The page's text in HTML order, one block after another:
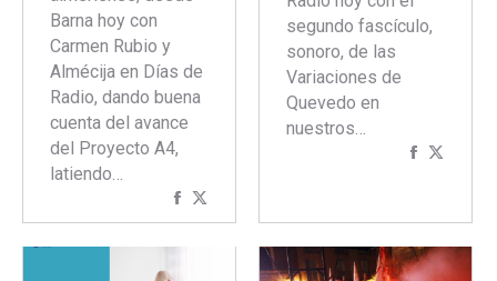
Barna hoy con
Carmen Rubio y
Almécija en Días de
Radio, dando buena
cuenta del avance
del Proyecto A4,
latiendo…
Compartir
con
Facebook
con
Twitter
segundo fascículo,
sonoro, de las
Variaciones de
Quevedo en
nuestros…
Compartir